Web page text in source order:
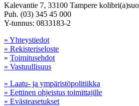
Kalevantie 7, 33100 Tampere
Puh. (03) 345 45 000
Y-tunnus: 0833183-2
» Yhteystiedot
» Rekisteriseloste
» Toimitusehdot
» Vastuullisuus
» Laatu- ja ympäristöpolitiikka
» Eettinen ohjeistus toimittajille
» Evästeasetukset